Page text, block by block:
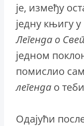
је, између
једну књигу
Легенда о
једном
помислио
легенда о
Одајући